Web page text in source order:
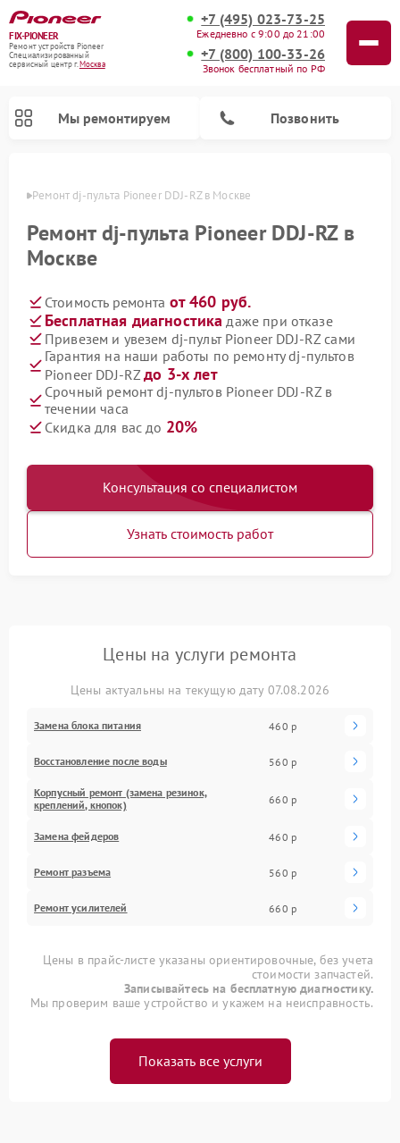
FIX-PIONEER
Ремонт устройств Pioneer
Специализированный
cервисный центр г.Москва
+7 (495) 023-73-25
Ежедневно с 9:00 до 21:00
+7 (800) 100-33-26
Звонок бесплатный по РФ
Мы ремонтируем Позвонить
Ремонт dj-пульта Pioneer DDJ-RZ в Москве
Ремонт dj-пульта Pioneer DDJ-RZ в
Москве
Стоимость ремонта от 460 руб.
Бесплатная диагностика даже при отказе
Привезем и увезем dj-пульт Pioneer DDJ-RZ сами
Гарантия на наши работы по ремонту dj-пультов
Pioneer DDJ-RZдо 3-х лет
Срочный ремонт dj-пультов Pioneer DDJ-RZ в
течении часа
Скидка для вас до 20%
Консультация со специалистом
Узнать стоимость работ
Цены на услуги ремонта
Цены актуальны на текущую дату 07.08.2026
Замена блока питания 460 р
Восстановление после воды 560 р
Корпусный ремонт (замена резинок,
креплений, кнопок)
660 р
Замена фейдеров 460 р
Ремонт разъема 560 р
Ремонт усилителей 660 р
Цены в прайс-листе указаны ориентировочные, без учета
стоимости запчастей.
Записывайтесь на бесплатную диагностику.
Мы проверим ваше устройство и укажем на неисправность.
Показать все услуги